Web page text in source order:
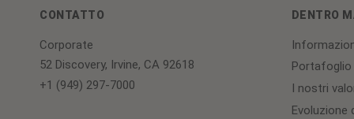
CONTATTO
Corporate
52 Discovery, Irvine, CA 92618
+1 (949) 297-7000
DENTRO
I nostri
Evoluzione